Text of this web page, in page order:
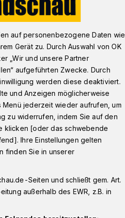
Wuppertal
infiziert
auf personenbezogene Daten wie
Gerät zu. Durch Auswahl von OK
„Wir und unsere Partner
aufgeführten Zwecke. Durch
werden diese deaktiviert.
und Anzeigen möglicherweise
jederzeit wieder aufrufen, um
zu widerrufen, indem Sie auf den
klicken [oder das schwebende
Ihre Einstellungen gelten
finden Sie in unserer
Seiten und schließt gem. Art.
außerhalb des EWR, z.B. in